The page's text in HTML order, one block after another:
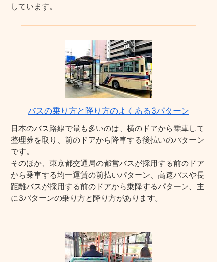
しています。
バスの乗り方と降り方のよくある3パターン
日本のバス路線で最も多いのは、横のドアから乗車して
整理券を取り、前のドアから降車する後払いのパターン
です。
そのほか、東京都交通局の都営バスが採用する前のドア
から乗車する均一運賃の前払いパターン、高速バスや長
距離バスが採用する前のドアから乗降するパターン、主
に3パターンの乗り方と降り方があります。